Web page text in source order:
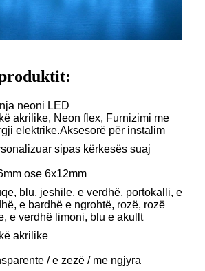
neoni LED
akrilike, Neon flex, Furnizimi me
elektrike.Aksesorë për instalim
sipas kërkesës suaj
ose 6x12mm
blu, jeshile, e verdhë, portokalli, e
e bardhë e ngrohtë, rozë, rozë
e verdhë limoni, blu e akullt
akrilike
/ e zezë / me ngjyra